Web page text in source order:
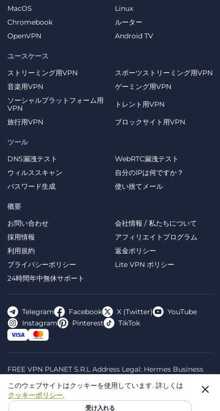
MacOS
Linux
Chromebook
ルーター
OpenVPN
Android TV
ユースケース
ストリーミング用VPN
スポーツストリーミング用VPN
音楽用VPN
ゲーミング用VPN
ソーシャルプラットフォーム用
VPN
トレント用VPN
旅行用VPN
ブロックサイト用VPN
概要
お問い合わせ
会社情報 / 私たちについて
採用情報
アフィリエイトプログラム
利用規約
返金ポリシー
プライバシーポリシー
Lite VPN ポリシー
24時間年中無休サポート
ツール
DNS漏洩テスト
WebRTC漏洩テスト
ウィルススキャン
自分のIPは何ですか？
パスワード生成
使い捨てメール
Telegram Facebook X (Twitter)
YouTube
Instagram
Pinterest TikTok
FREE VPN PLANET S.R.L Address Legal: Hermes Business
Bucharest, Romania, 020335. Reg.N, 44667783
© 2026 Planet VPN. All rights reserved.
このウェブサイトはクッキーを使用しています. 詳しくは
クッキーポリシー.
受け入れる